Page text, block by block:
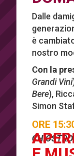
Dalle
è
nostro
Con la
Grandi Vini
Bere),
Simon
ORE